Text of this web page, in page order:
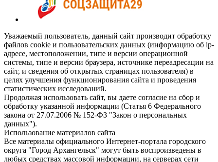
Уважаемый пользователь, данный сайт производит обработку
файлов cookie и пользовательских данных (информацию об ip-
адресе, местоположении, типе и версии операционной
системы, типе и версии браузера, источнике переадресации на
сайт, и сведения об открытых страницах пользователя) в
целях улучшения функционирования сайта и проведения
статистических исследований.
Продолжая использовать сайт, вы даете согласие на сбор и
обработку указанной информации (Статья 6 Федерального
закона от 27.07.2006 № 152-ФЗ "Закон о персональных
данных").
Использование материалов сайта
Все материалы официального Интернет-портала городского
округа "Город Архангельск" могут быть воспроизведены в
любых средствах массовой информации, на серверах сети